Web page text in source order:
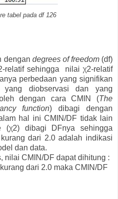
tabel pada df 126
dengan degrees of freedom(df)
relatif sehingga nilai χ2-relatif
perbedaan yang signifikan
yang diobservasi dan yang
dengan cara CMIN (The
function) dibagi dengan
hal ini CMIN/DF tidak lain
(χ2) dibagi DFnya sehingga
dari 2.0 adalah indikasi
dan data.
nilai CMIN/DF dapat dihitung :
dari 2.0 maka CMIN/DF